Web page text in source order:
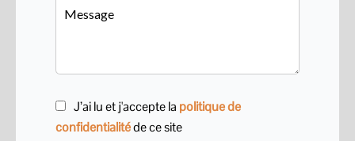
J’ai lu et j'accepte la politique de
confidentialitéde ce site